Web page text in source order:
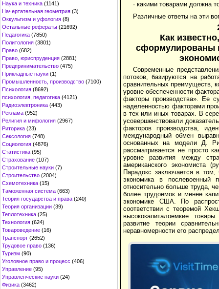
Наука и техника (1141)
Начертательная геометрия (3)
Оккультизм и уфология (8)
Остальные рефераты (21692)
Педагогика (7850)
Политология (3801)
Право (682)
Право, юриспруденция (2881)
Предпринимательство (475)
Прикладные науки (1)
Промышленность, производство (7100)
Психология (8692)
психология, педагогика (4121)
Радиоэлектроника (443)
Реклама (952)
Религия и мифология (2967)
Риторика (23)
Сексология (748)
Социология (4876)
Статистика (95)
Страхование (107)
Строительные науки (7)
Строительство (2004)
Схемотехника (15)
Таможенная система (663)
Теория государства и права (240)
Теория организации (39)
Теплотехника (25)
Технология (624)
Товароведение (16)
Транспорт (2652)
Трудовое право (136)
Туризм (90)
Уголовное право и процесс (406)
Управление (95)
Управленческие науки (24)
Физика (3462)
· какими товарами должна
Различные ответы на эти
Как
сформулированы
Современные
потоков, базируются на
сравнительных преимуществ,
уровне обеспеченности
факторы производства». Ее
наделенностью факторами
в тех или иных товарах. В
усовершенствовали
факторов производства,
международный обмен
основанных на модели Д.
рассматривается не просто
уровне развития между
американского экономиста
Парадокс заключается в
экономика в послевоенный
относительно больше труда,
более трудоемок и менее
экономике США. По
соответствии с теоремой
высококапиталоемкие
развитие теории
неравномерности его